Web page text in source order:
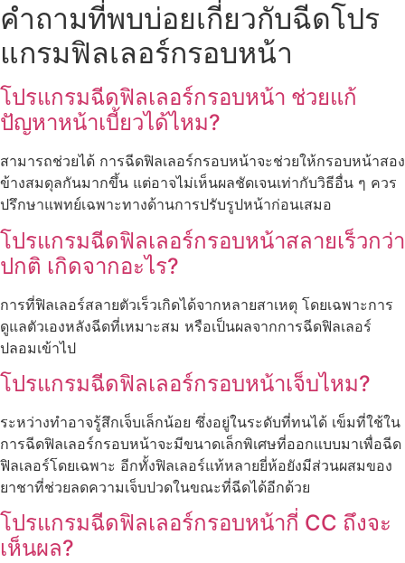
คำถามที่พบบ่อยเกี่ยวกับฉีดโปร
แกรมฟิลเลอร์กรอบหน้า
โปรแกรมฉีดฟิลเลอร์กรอบหน้า ช่วยแก้
ปัญหาหน้าเบี้ยวได้ไหม?
สามารถช่วยได้ การฉีดฟิลเลอร์กรอบหน้าจะช่วยให้กรอบหน้าสอง
ข้างสมดุลกันมากขึ้น แต่อาจไม่เห็นผลชัดเจนเท่ากับวิธีอื่น ๆ ควร
ปรึกษาแพทย์เฉพาะทางด้านการปรับรูปหน้าก่อนเสมอ
โปรแกรมฉีดฟิลเลอร์กรอบหน้าสลายเร็วกว่า
ปกติ เกิดจากอะไร?
การที่ฟิลเลอร์สลายตัวเร็วเกิดได้จากหลายสาเหตุ โดยเฉพาะการ
ดูแลตัวเองหลังฉีดที่เหมาะสม หรือเป็นผลจากการฉีดฟิลเลอร์
ปลอมเข้าไป
โปรแกรมฉีดฟิลเลอร์กรอบหน้าเจ็บไหม?
ระหว่างทำอาจรู้สึกเจ็บเล็กน้อย ซึ่งอยู่ในระดับที่ทนได้ เข็มที่ใช้ใน
การฉีดฟิลเลอร์กรอบหน้าจะมีขนาดเล็กพิเศษที่ออกแบบมาเพื่อฉีด
ฟิลเลอร์โดยเฉพาะ อีกทั้งฟิลเลอร์แท้หลายยี่ห้อยังมีส่วนผสมของ
ยาชาที่ช่วยลดความเจ็บปวดในขณะที่ฉีดได้อีกด้วย
โปรแกรมฉีดฟิลเลอร์กรอบหน้ากี่ CC ถึงจะ
เห็นผล?